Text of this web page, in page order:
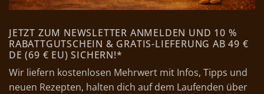
JETZT ZUM NEWSLETTER ANMELDEN UND 10 %
RABATTGUTSCHEIN & GRATIS-LIEFERUNG AB 49 €
DE (69 € EU) SICHERN!*
Wir liefern kostenlosen Mehrwert mit Infos, Tipps und
neuen Rezepten, halten dich auf dem Laufenden über